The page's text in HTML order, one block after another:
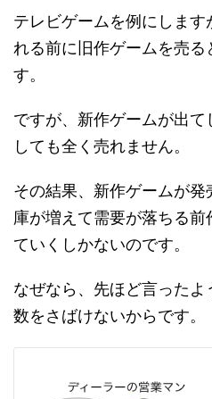
テレビゲームを例にします
れる前に旧作ゲームを売る
す。
ですが、新作ゲームが出
しても全く売れません。
その結果、新作ゲームが
庫が増えて需要が落ちる
ていくしかないのです。
なぜなら、先ほど言った
数をさばけないからです。